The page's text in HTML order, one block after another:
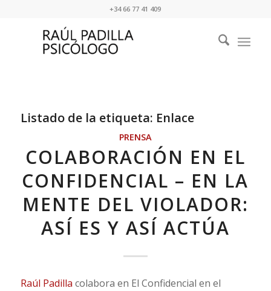
+34 66 77 41 409
Listado de la etiqueta: Enlace
PRENSA
COLABORACIÓN EN EL
CONFIDENCIAL – EN LA
MENTE DEL VIOLADOR:
ASÍ ES Y ASÍ ACTÚA
Raúl Padilla colabora en El Confidencial en el